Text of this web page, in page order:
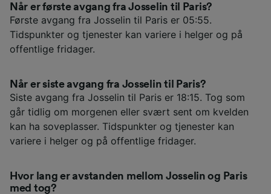
Når er første avgang fra Josselin til Paris?
Første avgang fra Josselin til Paris er 05:55.
Tidspunkter og tjenester kan variere i helger og på
offentlige fridager.
Når er siste avgang fra Josselin til Paris?
Siste avgang fra Josselin til Paris er 18:15. Tog som
går tidlig om morgenen eller svært sent om kvelden
kan ha soveplasser. Tidspunkter og tjenester kan
variere i helger og på offentlige fridager.
Hvor lang er avstanden mellom Josselin og Paris
med tog?